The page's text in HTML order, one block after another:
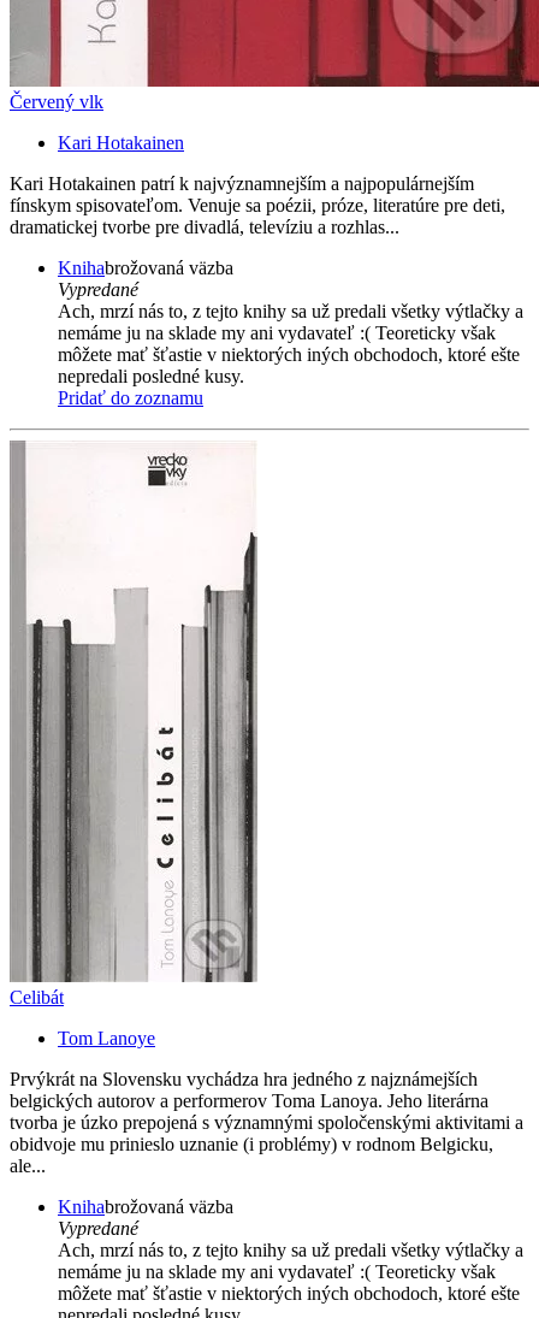
Červený vlk
Kari Hotakainen
Kari Hotakainen patrí k najvýznamnejším a najpopulárnejším
fínskym spisovateľom. Venuje sa poézii, próze, literatúre pre deti,
dramatickej tvorbe pre divadlá, televíziu a rozhlas...
Knihabrožovaná väzba
Vypredané
Ach, mrzí nás to, z tejto knihy sa už predali všetky výtlačky a
nemáme ju na sklade my ani vydavateľ :( Teoreticky však
môžete mať šťastie v niektorých iných obchodoch, ktoré ešte
nepredali posledné kusy.
Pridať do zoznamu
Celibát
Tom Lanoye
Prvýkrát na Slovensku vychádza hra jedného z najznámejších
belgických autorov a performerov Toma Lanoya. Jeho literárna
tvorba je úzko prepojená s významnými spoločenskými aktivitami a
obidvoje mu prinieslo uznanie (i problémy) v rodnom Belgicku,
ale...
Knihabrožovaná väzba
Vypredané
Ach, mrzí nás to, z tejto knihy sa už predali všetky výtlačky a
nemáme ju na sklade my ani vydavateľ :( Teoreticky však
môžete mať šťastie v niektorých iných obchodoch, ktoré ešte